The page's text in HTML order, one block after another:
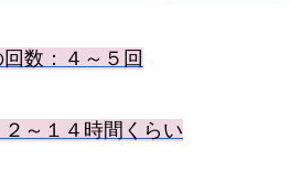
数：４～５回
～１４ 時間くらい